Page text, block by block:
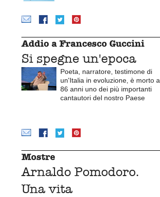
Addio a Francesco Guccini
Si spegne un'epoca
Poeta, narratore, testimone di
un'Italia in evoluzione, è morto a
86 anni uno dei più importanti
cantautori del nostro Paese
Mostre
Arnaldo Pomodoro.
Una vita